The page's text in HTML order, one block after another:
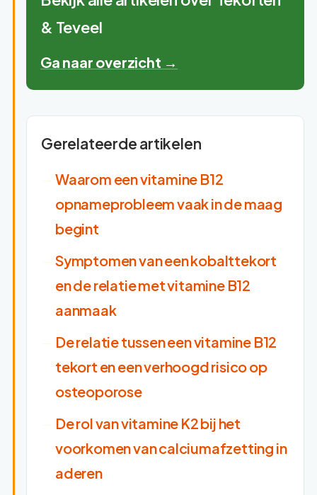
& Teveel
Ga naar overzicht →
Gerelateerde artikelen
Waarom een vitamine B12
opnameprobleem vaak in de maag
begint
Symptomen van een kobalttekort
en de relatie met vitamine B12
aanmaak
De relatie tussen een vitamine B12
tekort en een verhoogd risico op
osteoporose
De rol van vitamine K2 bij het
voorkomen van calciumafzetting in
aderen